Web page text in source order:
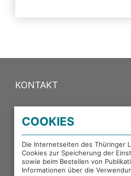
KONTAKT
PORTALE DES
EXTERNE LINKS
COOKIES
Die Internetseiten des Thüringer
Cookies zur Speicherung der
sowie beim Bestellen von
Informationen über die